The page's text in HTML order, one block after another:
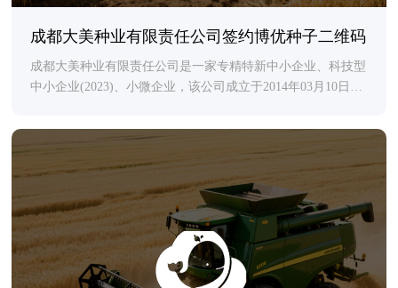
成都大美种业有限责任公司签约博优种子二维码
成都大美种业有限责任公司是一家专精特新中小企业、科技型
中小企业(2023)、小微企业，该公司成立于2014年03月10日，
营